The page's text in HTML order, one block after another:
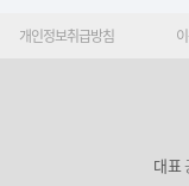
개인정보취급방침
대표